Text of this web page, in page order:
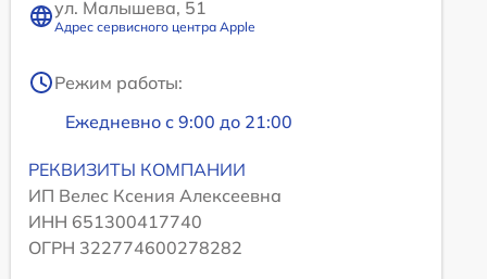
ул. Малышева, 51
Адрес сервисного центра Apple
Режим работы:
Ежедневно с 9:00 до 21:00
РЕКВИЗИТЫ КОМПАНИИ
ИП Велес Ксения Алексеевна
ИНН 651300417740
ОГРН 322774600278282